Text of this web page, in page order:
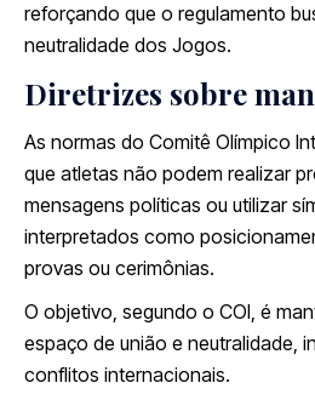
reforçando que o regulamento
neutralidade dos Jogos.
Diretrizes sobre
As normas do Comitê Olímpico
que atletas não podem realizar
mensagens políticas ou utilizar
interpretados como
provas ou cerimônias.
O objetivo, segundo o COI, é
espaço de união e neutralidade,
conflitos internacionais.